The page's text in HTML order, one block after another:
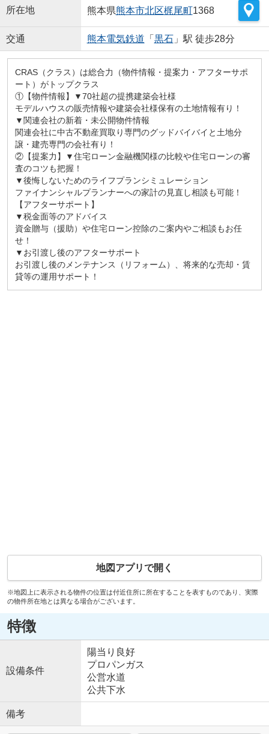
所在地 熊本県熊本市北区梶尾町1368
交通 熊本電気鉄道 「 黒石」駅 徒歩28分
CRAS（クラス）は総合力（物件情報・提案力・アフターサポ
ート）がトップクラス
①【物件情報】▼70社超の提携建築会社様
モデルハウスの販売情報や建築会社様保有の土地情報有り！
▼関連会社の新着・未公開物件情報
関連会社に中古不動産買取り専門のグッドバイバイと土地分
譲・建売専門の会社有り！
②【提案力】▼住宅ローン金融機関様の比較や住宅ローンの審
査のコツも把握！
▼後悔しないためのライフプランシミュレーション
ファイナンシャルプランナーへの家計の見直し相談も可能！
【アフターサポート】
▼税金面等のアドバイス
資金贈与（援助）や住宅ローン控除のご案内やご相談もお任
せ！
▼お引渡し後のアフターサポート
お引渡し後のメンテナンス（リフォーム）、将来的な売却・賃
貸等の運用サポート！
地図アプリで開く
※地図上に表示される物件の位置は付近住所に所在することを表すものであり、実際
の物件所在地とは異なる場合がございます。
特徴
設備条件
陽当り良好
プロパンガス
公営水道
公共下水
備考